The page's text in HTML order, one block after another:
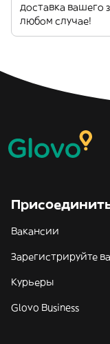
доставка вашего
любом случае!
Вакансии
Зарегистрируйте
Курьеры
Glovo Business